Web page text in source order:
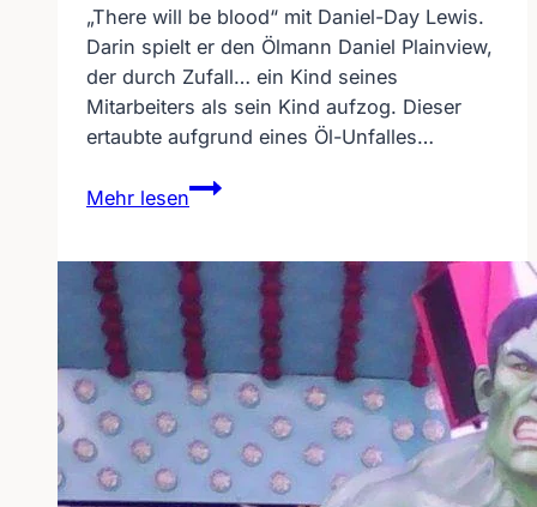
„There will be blood“ mit Daniel-Day Lewis.
Darin spielt er den Ölmann Daniel Plainview,
der durch Zufall… ein Kind seines
Mitarbeiters als sein Kind aufzog. Dieser
ertaubte aufgrund eines Öl-Unfalles…
Mehr lesen
Schon
wieder
Tauber
in
einem
Film